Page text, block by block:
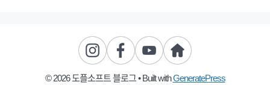
© 2026 도플소프트 블로그• Built withGeneratePress